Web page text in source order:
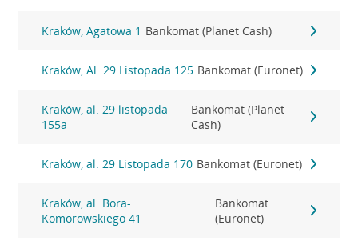
Kraków, Agatowa 1 Bankomat (Planet Cash)
Kraków, Al. 29 Listopada 125 Bankomat (Euronet)
Kraków, al. 29 listopada
155a
Bankomat (Planet
Cash)
Kraków, al. 29 Listopada 170 Bankomat (Euronet)
Kraków, al. Bora-
Komorowskiego 41
Bankomat
(Euronet)